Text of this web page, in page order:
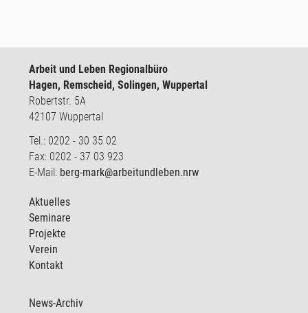
Arbeit und Leben Regionalbüro
Hagen, Remscheid, Solingen, Wuppertal
Robertstr. 5A
42107 Wuppertal
Tel.: 0202 - 30 35 02
Fax: 0202 - 37 03 923
E-Mail: berg-mark@arbeitundleben.nrw
Aktuelles
Seminare
Projekte
Verein
Kontakt
News-Archiv